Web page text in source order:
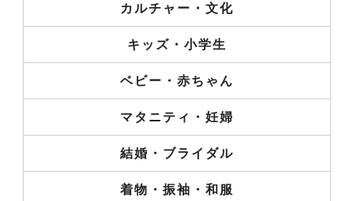
カルチャー・文化
キッズ・小学生
ベビー・赤ちゃん
マタニティ・妊婦
結婚・ブライダル
着物・振袖・和服